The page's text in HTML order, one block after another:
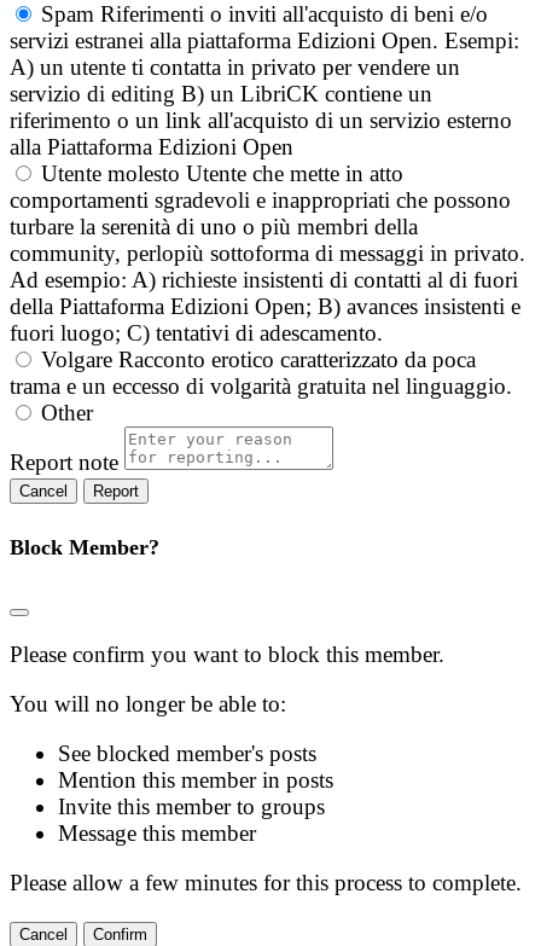
Spam Riferimenti o inviti all'acquisto di beni e/o
servizi estranei alla piattaforma Edizioni Open. Esempi:
A) un utente ti contatta in privato per vendere un
servizio di editing B) un LibriCK contiene un
riferimento o un link all'acquisto di un servizio esterno
alla Piattaforma Edizioni Open
Utente molesto Utente che mette in atto
comportamenti sgradevoli e inappropriati che possono
turbare la serenità di uno o più membri della
community, perlopiù sottoforma di messaggi in privato.
Ad esempio: A) richieste insistenti di contatti al di fuori
della Piattaforma Edizioni Open; B) avances insistenti e
fuori luogo; C) tentativi di adescamento.
Volgare Racconto erotico caratterizzato da poca
trama e un eccesso di volgarità gratuita nel linguaggio.
Other
Report note
Report
Block Member?
Please confirm you want to block this member.
You will no longer be able to:
See blocked member's posts
Mention this member in posts
Invite this member to groups
Message this member
Please allow a few minutes for this process to complete.
Confirm